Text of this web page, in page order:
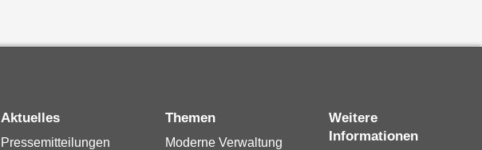
Aktuelles
Pressemitteilungen
Themen
Moderne Verwaltung
Weitere
Informationen